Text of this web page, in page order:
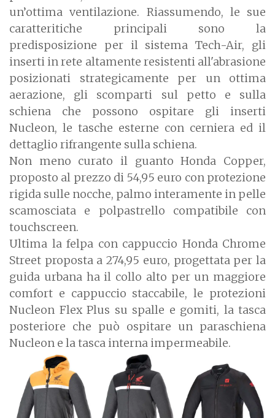
un’ottima ventilazione. Riassumendo, le sue
caratteritiche principali sono la
predisposizione per il sistema Tech-Air, gli
inserti in rete altamente resistenti all'abrasione
posizionati strategicamente per un ottima
aerazione, gli scomparti sul petto e sulla
schiena che possono ospitare gli inserti
Nucleon, le tasche esterne con cerniera ed il
dettaglio rifrangente sulla schiena.
Non meno curato il guanto Honda Copper,
proposto al prezzo di 54,95 euro con protezione
rigida sulle nocche, palmo interamente in pelle
scamosciata e polpastrello compatibile con
touchscreen.
Ultima la felpa con cappuccio Honda Chrome
Street proposta a 274,95 euro, progettata per la
guida urbana ha il collo alto per un maggiore
comfort e cappuccio staccabile, le protezioni
Nucleon Flex Plus su spalle e gomiti, la tasca
posteriore che può ospitare un paraschiena
Nucleon e la tasca interna impermeabile.